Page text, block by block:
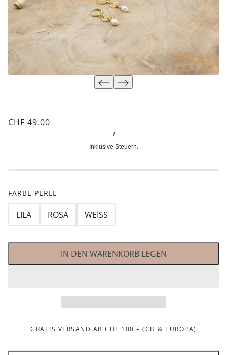
CHF 49.00
/
Inklusive Steuern.
FARBE PERLE
LILA ROSA WEISS
IN DEN WARENKORB LEGEN
GRATIS VERSAND AB CHF 100.– (CH & EUROPA)